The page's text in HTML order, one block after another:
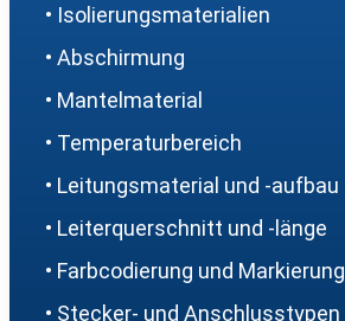
• Isolierungsmaterialien
• Abschirmung
• Mantelmaterial
• Temperaturbereich
• Leitungsmaterial und -aufbau
• Leiterquerschnitt und -länge
• Farbcodierung und Markierung
• Stecker- und Anschlusstypen